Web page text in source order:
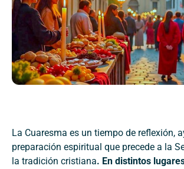
La Cuaresma es un tiempo de reflexión,
preparación espiritual que precede a la
la tradición cristiana. En distintos